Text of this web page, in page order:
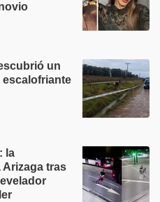
un
escalofriante
la
tras